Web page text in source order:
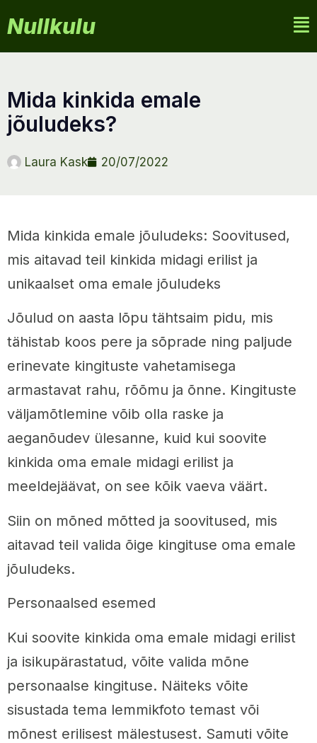
Nullkulu
mida kinkida emale
jõuludeks?
Laura Kask 20/07/2022
Mida kinkida emale jõuludeks: Soovitused,
mis aitavad teil kinkida midagi erilist ja
unikaalset oma emale jõuludeks
Jõulud on aasta lõpu tähtsaim pidu, mis
tähistab koos pere ja sõprade ning paljude
erinevate kingituste vahetamisega
armastavat rahu, rõõmu ja õnne. Kingituste
väljamõtlemine võib olla raske ja
aeganõudev ülesanne, kuid kui soovite
kinkida oma emale midagi erilist ja
meeldejäävat, on see kõik vaeva väärt.
Siin on mõned mõtted ja soovitused, mis
aitavad teil valida õige kingituse oma emale
jõuludeks.
Personaalsed esemed
Kui soovite kinkida oma emale midagi erilist
ja isikupärastatud, võite valida mõne
personaalse kingituse. Näiteks võite
sisustada tema lemmikfoto temast või
mõnest erilisest mälestusest. Samuti võite